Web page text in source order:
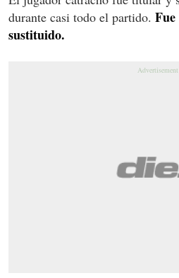
durante casi todo el partido.
sustituido.